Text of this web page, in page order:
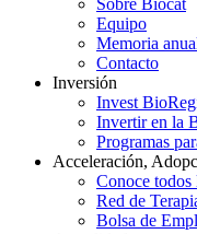
Sobre Biocat
Equipo
Memoria
Contacto
Inversión
Invest
Invertir en la
Programas
Acceleración,
Conoce todos
Red de
Bolsa de